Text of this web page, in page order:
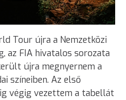
Tour újra a Nemzetközi
az FIA hivatalos sorozata
újra megnyernem a
színeiben. Az első
végig vezettem a tabellát